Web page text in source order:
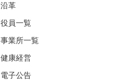
沿革
役員一覧
事業所一覧
健康経営
電子公告